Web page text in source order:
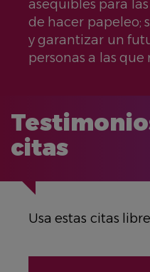
asequibles para
de hacer papeleo;
y garantizar un
personas a las que
citas
Usa estas citas